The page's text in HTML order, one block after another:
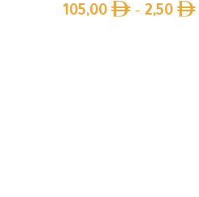
2,50
–
105,00